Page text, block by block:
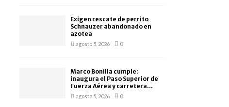
Exigen rescate de perrito
Schnauzer abandonado en
azotea
agosto 5, 2026 0
Marco Bonilla cumple:
inaugura el Paso Superior de
Fuerza Aérea y carretera...
agosto 5, 2026 0